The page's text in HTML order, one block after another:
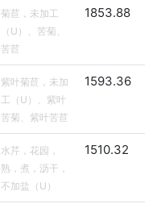
菊苣，未加工
（U）、苦菊、
苦苣
1853.88
紫叶菊苣，未加
工（U）、紫叶
苦菊、紫叶苦苣
1593.36
水芹，花园，
熟，煮，沥干，
不加盐（U）
1510.32